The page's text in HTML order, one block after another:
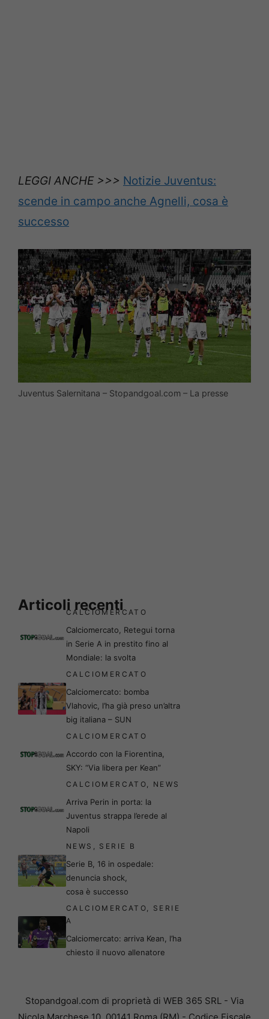
LEGGI ANCHE >>> Notizie Juventus:
scende in campo anche Agnelli, cosa è
successo
Juventus Salernitana – Stopandgoal.com – La presse
Articoli recenti
CALCIOMERCATO
Calciomercato, Retegui torna
in Serie A in prestito fino al
Mondiale: la svolta
CALCIOMERCATO
Calciomercato: bomba
Vlahovic, l’ha già preso un’altra
big italiana – SUN
CALCIOMERCATO
Accordo con la Fiorentina,
SKY: “Via libera per Kean”
CALCIOMERCATO, NEWS
Arriva Perin in porta: la
Juventus strappa l’erede al
Napoli
NEWS , SERIE B
Serie B, 16 in ospedale:
denuncia shock,
cosa è successo
CALCIOMERCATO, SERIE
A
Calciomercato: arriva Kean, l’ha
chiesto il nuovo allenatore
Stopandgoal.com di proprietà di WEB 365 SRL - Via